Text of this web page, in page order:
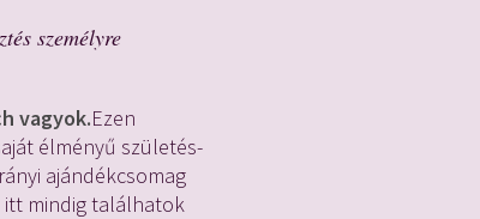
személyre
vagyok.Ezen
élményű születés-
ajándékcsomag
itt mindig találhatok